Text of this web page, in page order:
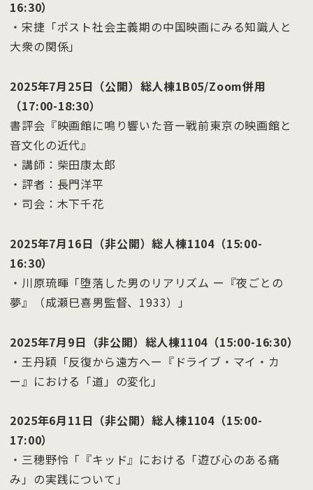
16:30）
・宋捷「ポスト社会主義期の中国映画にみる知識人と
大衆の関係」
2025年7月25日（公開）総人棟1B05/Zoom併用
（17:00-18:30）
書評会『映画館に鳴り響いた音ー戦前東京の映画館と
音文化の近代』
・講師：柴田康太郎
・評者：長門洋平
・司会：木下千花
2025年7月16日（非公開）総人棟1104（15:00-
16:30）
・川原琉暉「堕落した男のリアリズム ー『夜ごとの
夢』（成瀬巳喜男監督、1933）」
2025年7月9日（非公開）総人棟1104（15:00-16:30）
・王丹穎「反復から遠方へー『ドライブ・マイ・カ
ー』における「道」の変化」
2025年6月11日（非公開）総人棟1104（15:00-
17:00）
・三穂野怜「『キッド』における「遊び心のある痛
み」の実践について」